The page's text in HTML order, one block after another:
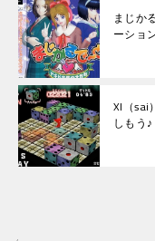
まじか
ーショ
XI（sai
しもう♪